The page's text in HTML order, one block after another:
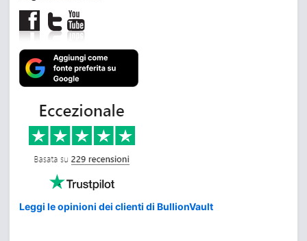
Leggi le opinioni dei clienti di BullionVault